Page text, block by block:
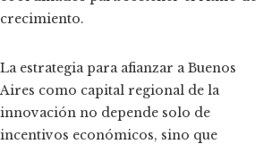
crecimiento.
La estrategia para afianzar a Buenos
Aires como capital regional de la
innovación no depende solo de
incentivos económicos, sino que